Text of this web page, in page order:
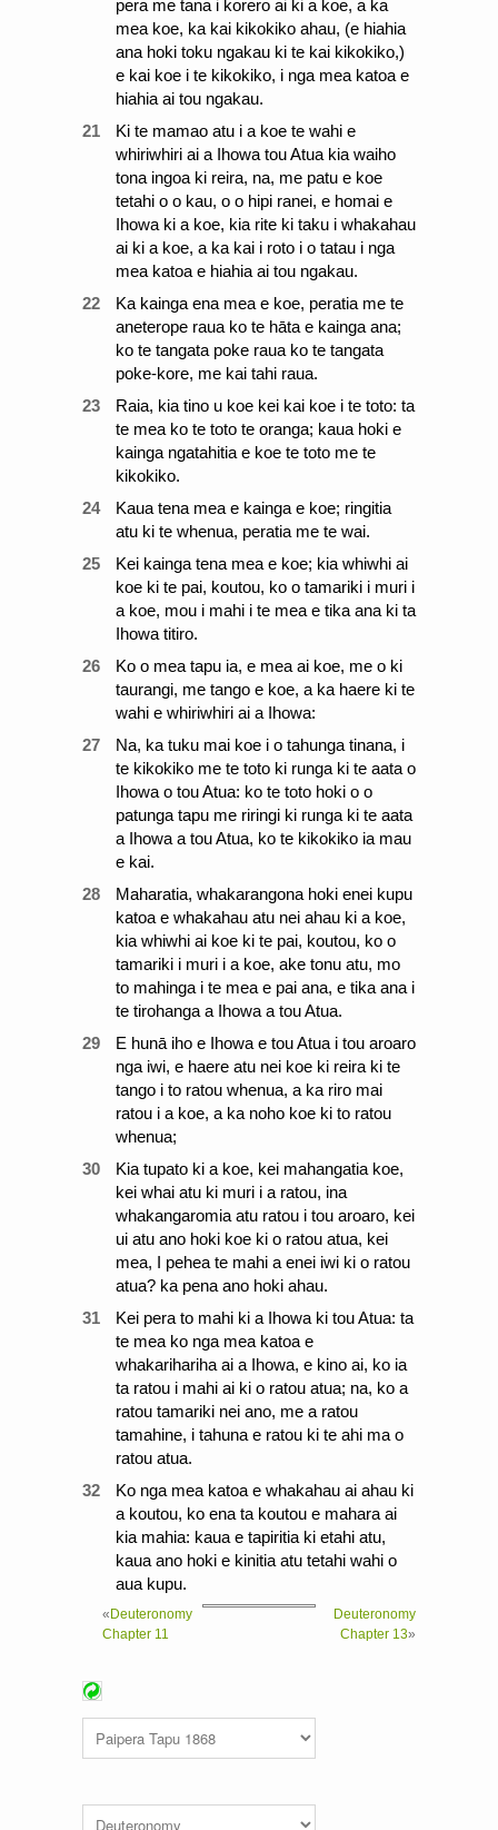
pera me tana i korero ai ki a koe, a ka
mea koe, ka kai kikokiko ahau, (e hiahia
ana hoki toku ngakau ki te kai kikokiko,)
e kai koe i te kikokiko, i nga mea katoa e
hiahia ai tou ngakau.
21
Ki te mamao atu i a koe te wahi e
whiriwhiri ai a Ihowa tou Atua kia waiho
tona ingoa ki reira, na, me patu e koe
tetahi o o kau, o o hipi ranei, e homai e
Ihowa ki a koe, kia rite ki taku i whakahau
ai ki a koe, a ka kai i roto i o tatau i nga
mea katoa e hiahia ai tou ngakau.
22
Ka kainga ena mea e koe, peratia me te
aneterope raua ko te hāta e kainga ana;
ko te tangata poke raua ko te tangata
poke-kore, me kai tahi raua.
23
Raia, kia tino u koe kei kai koe i te toto: ta
te mea ko te toto te oranga; kaua hoki e
kainga ngatahitia e koe te toto me te
kikokiko.
24
Kaua tena mea e kainga e koe; ringitia
atu ki te whenua, peratia me te wai.
25
Kei kainga tena mea e koe; kia whiwhi ai
koe ki te pai, koutou, ko o tamariki i muri i
a koe, mou i mahi i te mea e tika ana ki ta
Ihowa titiro.
26
Ko o mea tapu ia, e mea ai koe, me o ki
taurangi, me tango e koe, a ka haere ki te
wahi e whiriwhiri ai a Ihowa:
27
Na, ka tuku mai koe i o tahunga tinana, i
te kikokiko me te toto ki runga ki te aata o
Ihowa o tou Atua: ko te toto hoki o o
patunga tapu me riringi ki runga ki te aata
a Ihowa a tou Atua, ko te kikokiko ia mau
e kai.
28
Maharatia, whakarangona hoki enei kupu
katoa e whakahau atu nei ahau ki a koe,
kia whiwhi ai koe ki te pai, koutou, ko o
tamariki i muri i a koe, ake tonu atu, mo
to mahinga i te mea e pai ana, e tika ana i
te tirohanga a Ihowa a tou Atua.
29
E hunā iho e Ihowa e tou Atua i tou aroaro
nga iwi, e haere atu nei koe ki reira ki te
tango i to ratou whenua, a ka riro mai
ratou i a koe, a ka noho koe ki to ratou
whenua;
30
Kia tupato ki a koe, kei mahangatia koe,
kei whai atu ki muri i a ratou, ina
whakangaromia atu ratou i tou aroaro, kei
ui atu ano hoki koe ki o ratou atua, kei
mea, I pehea te mahi a enei iwi ki o ratou
atua? ka pena ano hoki ahau.
31
Kei pera to mahi ki a Ihowa ki tou Atua: ta
te mea ko nga mea katoa e
whakarihariha ai a Ihowa, e kino ai, ko ia
ta ratou i mahi ai ki o ratou atua; na, ko a
ratou tamariki nei ano, me a ratou
tamahine, i tahuna e ratou ki te ahi ma o
ratou atua.
32
Ko nga mea katoa e whakahau ai ahau ki
a koutou, ko ena ta koutou e mahara ai
kia mahia: kaua e tapiritia ki etahi atu,
kaua ano hoki e kinitia atu tetahi wahi o
aua kupu.
« Deuteronomy
Chapter 11
Deuteronomy
Chapter 13»